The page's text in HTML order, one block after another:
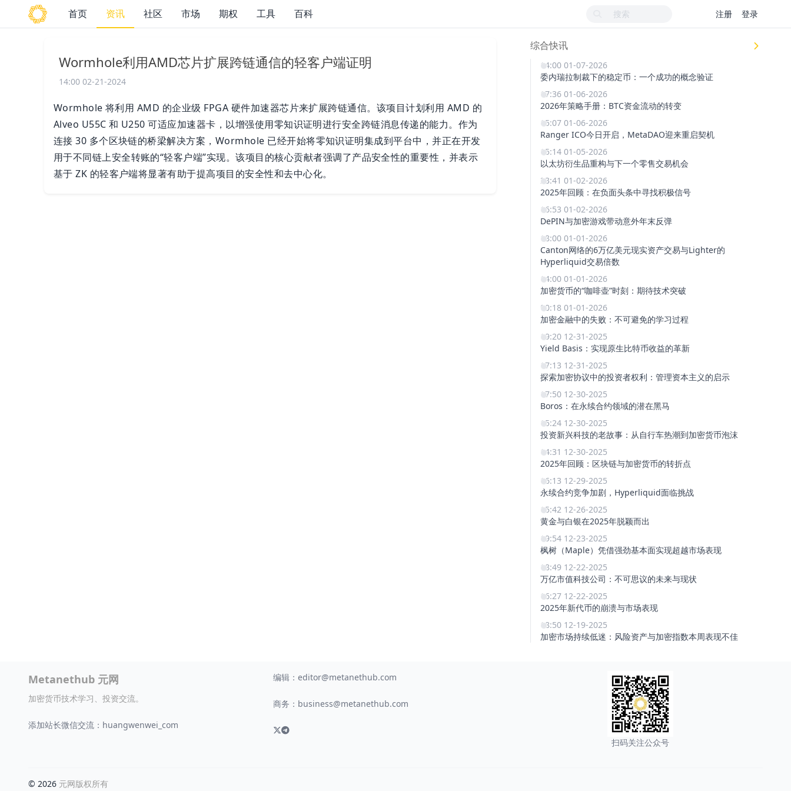
首页 资讯 社区 市场 期权 工具 百科 注册 登录
Wormhole利用AMD芯片扩展跨链通信的轻客户端证明
14:00 02-21-2024
Wormhole 将利用 AMD 的企业级 FPGA 硬件加速器芯片来扩展跨链通信。该项目计划利用 AMD 的
Alveo U55C 和 U250 可适应加速器卡，以增强使用零知识证明进行安全跨链消息传递的能力。作为
连接 30 多个区块链的桥梁解决方案，Wormhole 已经开始将零知识证明集成到平台中，并正在开发
用于不同链上安全转账的“轻客户端”实现。该项目的核心贡献者强调了产品安全性的重要性，并表示
基于 ZK 的轻客户端将显著有助于提高项目的安全性和去中心化。
综合快讯
14:00 01-07-2026
委内瑞拉制裁下的稳定币：一个成功的概念验证
17:36 01-06-2026
2026年策略手册：BTC资金流动的转变
15:07 01-06-2026
Ranger ICO今日开启，MetaDAO迎来重启契机
15:14 01-05-2026
以太坊衍生品重构与下一个零售交易机会
23:41 01-02-2026
2025年回顾：在负面头条中寻找积极信号
16:53 01-02-2026
DePIN与加密游戏带动意外年末反弹
18:00 01-01-2026
Canton网络的6万亿美元现实资产交易与Lighter的
Hyperliquid交易倍数
14:00 01-01-2026
加密货币的“咖啡壶”时刻：期待技术突破
00:18 01-01-2026
加密金融中的失败：不可避免的学习过程
19:20 12-31-2025
Yield Basis：实现原生比特币收益的革新
17:13 12-31-2025
探索加密协议中的投资者权利：管理资本主义的启示
17:50 12-30-2025
Boros：在永续合约领域的潜在黑马
15:24 12-30-2025
投资新兴科技的老故事：从自行车热潮到加密货币泡沫
14:31 12-30-2025
2025年回顾：区块链与加密货币的转折点
16:13 12-29-2025
永续合约竞争加剧，Hyperliquid面临挑战
15:42 12-26-2025
黄金与白银在2025年脱颖而出
19:54 12-23-2025
枫树（Maple）凭借强劲基本面实现超越市场表现
18:49 12-22-2025
万亿市值科技公司：不可思议的未来与现状
16:27 12-22-2025
2025年新代币的崩溃与市场表现
18:50 12-19-2025
加密市场持续低迷：风险资产与加密指数本周表现不佳
Metanethub 元网
加密货币技术学习、投资交流。
添加站长微信交流：huangwenwei_com
编辑： editor@metanethub.com
商务： business@metanethub.com
扫码关注公众号
© 2026 元网版权所有